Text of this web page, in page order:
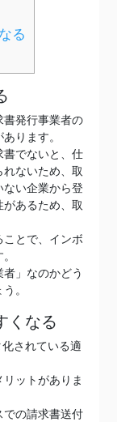
る
書発行事業者の
ります。
書でないと、仕
ないため、取
ない企業から登
あるため、取
ことで、インボ
」なのかどう
。
くなる
されている適
ットがありま
での請求書送付